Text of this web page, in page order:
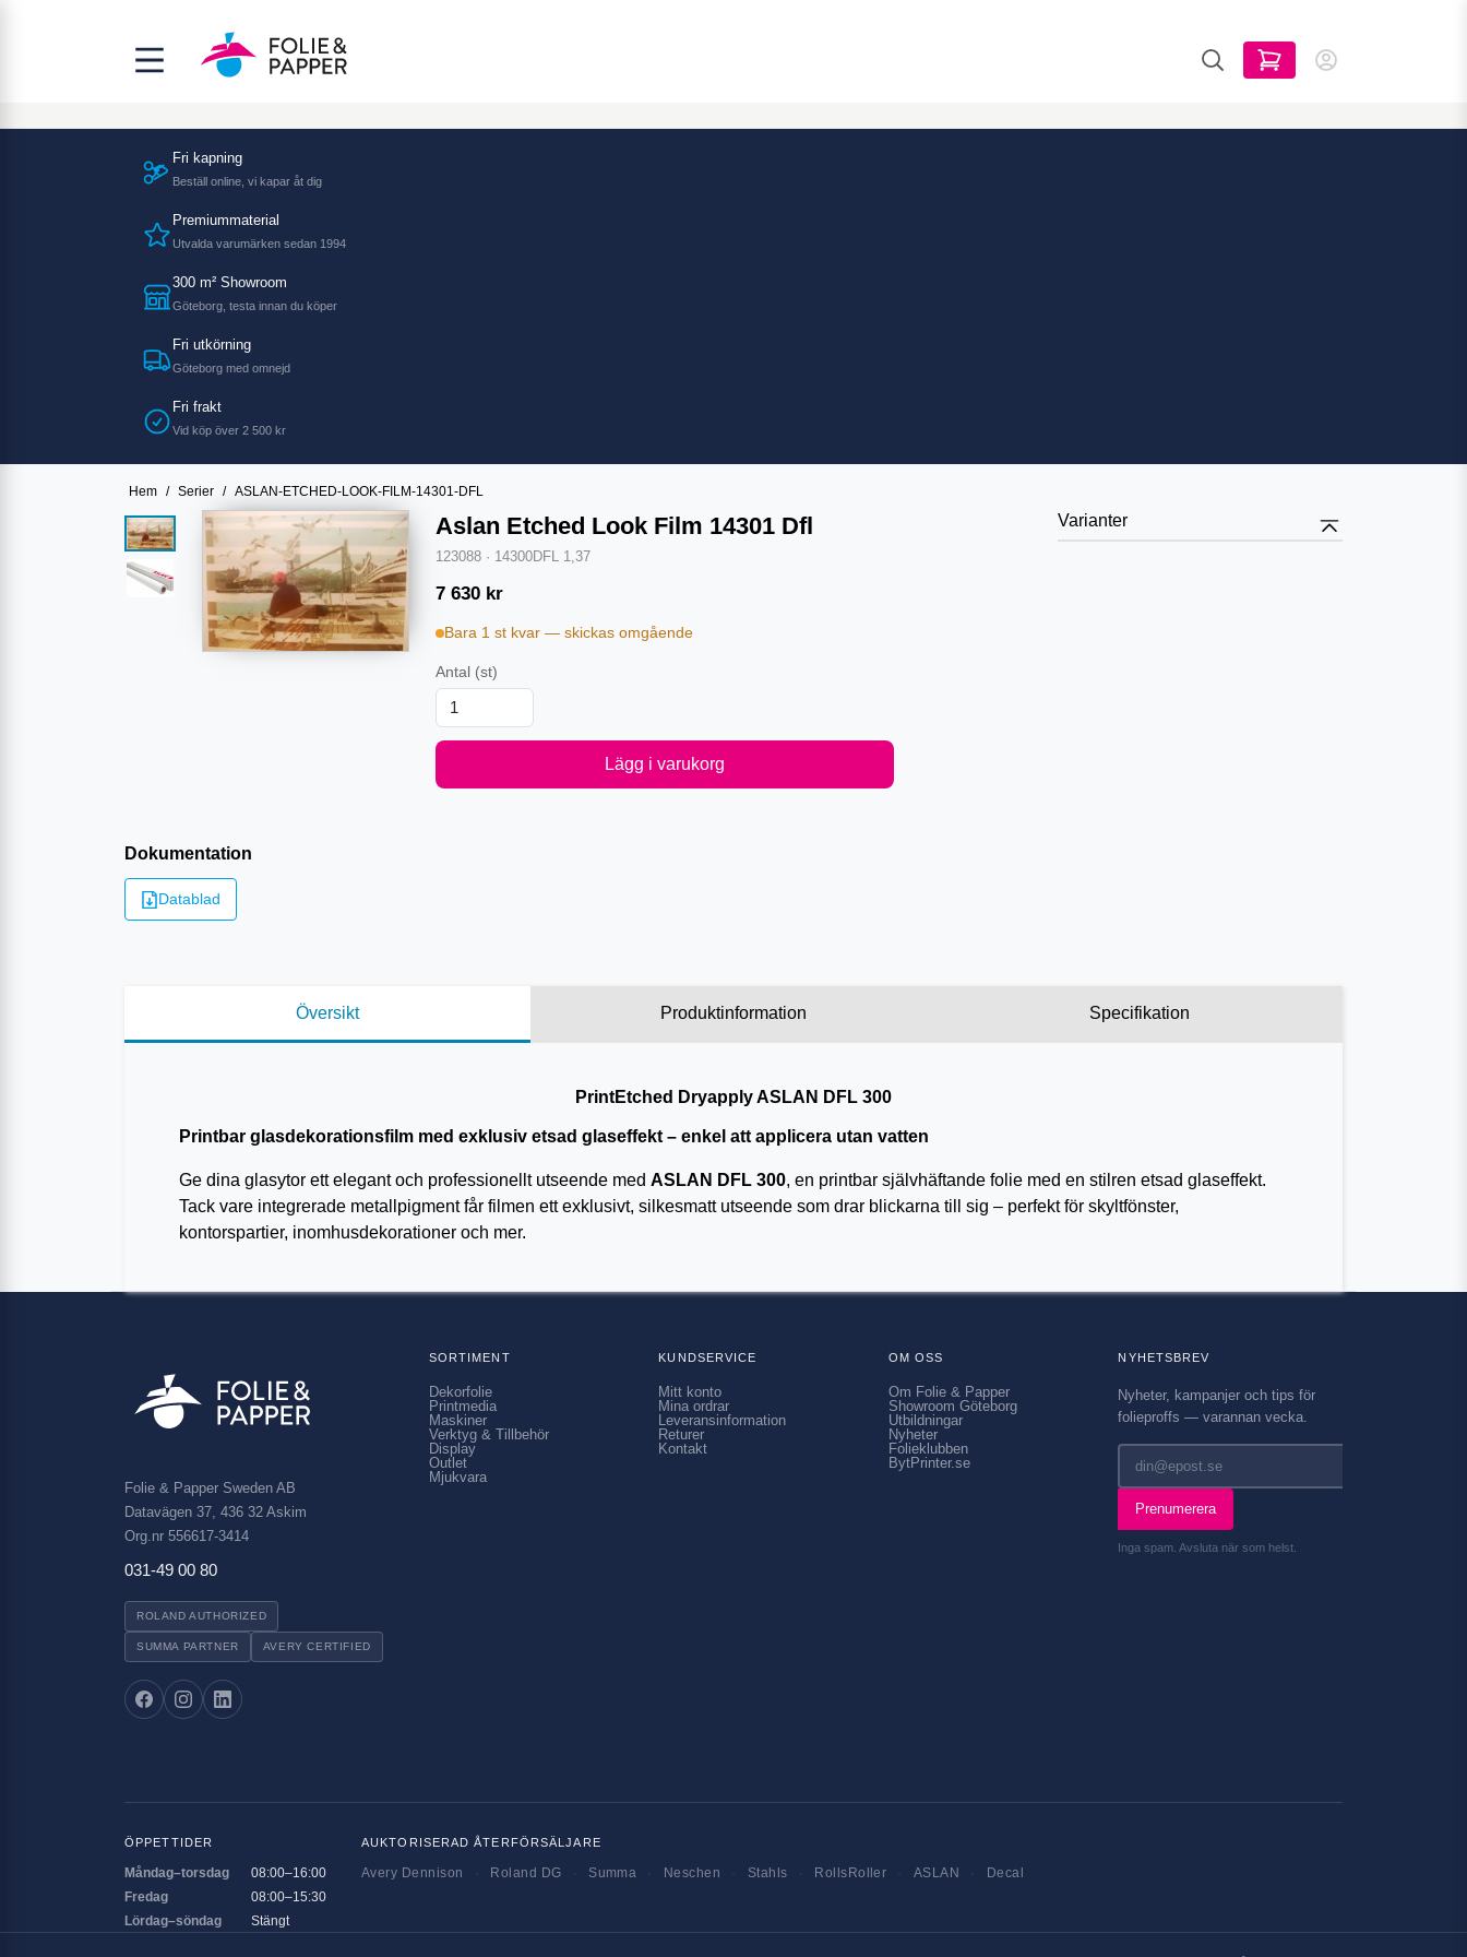
Fri kapning
Beställ online, vi kapar åt dig
Premiummaterial
Utvalda varumärken sedan 1994
300 m² Showroom
Göteborg, testa innan du köper
Fri utkörning
Göteborg med omnejd
Fri frakt
Vid köp över 2 500 kr
Hem / Serier / ASLAN-ETCHED-LOOK-FILM-14301-DFL
Aslan Etched Look Film 14301 Dfl
123088 · 14300DFL 1,37
7 630 kr
Bara 1 st kvar — skickas omgående
Antal (st)
Lägg i varukorg
Varianter
Dokumentation
Datablad
Översikt Produktinformation Specifikation
PrintEtched Dryapply ASLAN DFL 300
Printbar glasdekorationsfilm med exklusiv etsad glaseffekt – enkel att applicera utan vatten
Ge dina glasytor ett elegant och professionellt utseende med ASLAN DFL 300, en printbar självhäftande folie med en stilren etsad glaseffekt.
Tack vare integrerade metallpigment får filmen ett exklusivt, silkesmatt utseende som drar blickarna till sig – perfekt för skyltfönster,
kontorspartier, inomhusdekorationer och mer.
Folie & Papper Sweden AB
Datavägen 37, 436 32 Askim
Org.nr 556617-3414
031-49 00 80
ROLAND AUTHORIZED
SUMMA PARTNER AVERY CERTIFIED
SORTIMENT
Dekorfolie
Printmedia
Maskiner
Verktyg & Tillbehör
Display
Outlet
Mjukvara
KUNDSERVICE
Mitt konto
Mina ordrar
Leveransinformation
Returer
Kontakt
OM OSS
Om Folie & Papper
Showroom Göteborg
Utbildningar
Nyheter
Folieklubben
BytPrinter.se
NYHETSBREV
Nyheter, kampanjer och tips för
folieproffs — varannan vecka.
Prenumerera
Inga spam. Avsluta när som helst.
ÖPPETTIDER
Måndag–torsdag
08:00–16:00
Fredag
08:00–15:30
Lördag–söndag
Stängt
AUKTORISERAD ÅTERFÖRSÄLJARE
Avery Dennison Roland DG Summa Neschen Stahls RollsRoller ASLAN Decal